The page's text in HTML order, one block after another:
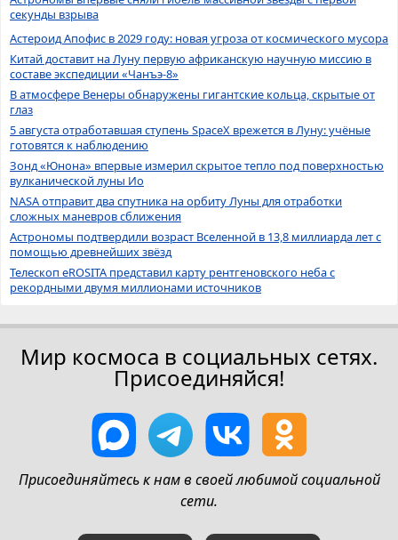
секунды взрыва
Астероид Апофис в 2029 году: новая угроза от космического мусора
Китай доставит на Луну первую африканскую научную миссию в
составе экспедиции «Чанъэ-8»
В атмосфере Венеры обнаружены гигантские кольца, скрытые от
глаз
5 августа отработавшая ступень SpaceX врежется в Луну: учёные
готовятся к наблюдению
Зонд «Юнона» впервые измерил скрытое тепло под поверхностью
вулканической луны Ио
NASA отправит два спутника на орбиту Луны для отработки
сложных маневров сближения
Астрономы подтвердили возраст Вселенной в 13,8 миллиарда лет с
помощью древнейших звёзд
Телескоп eROSITA представил карту рентгеновского неба с
рекордными двумя миллионами источников
Мир космоса в социальных сетях.
Присоединяйся!
Присоединяйтесь к нам в своей любимой социальной
сети.